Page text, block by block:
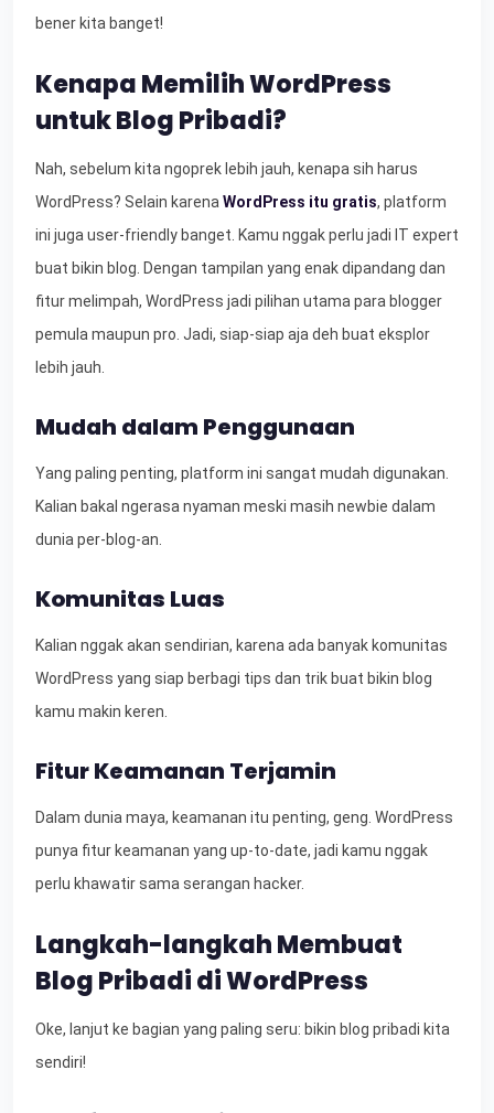
bener kita banget!
Kenapa Memilih WordPress
untuk Blog Pribadi?
Nah, sebelum kita ngoprek lebih jauh, kenapa sih harus
WordPress? Selain karena WordPress itu gratis, platform
ini juga user-friendly banget. Kamu nggak perlu jadi IT expert
buat bikin blog. Dengan tampilan yang enak dipandang dan
fitur melimpah, WordPress jadi pilihan utama para blogger
pemula maupun pro. Jadi, siap-siap aja deh buat eksplor
lebih jauh.
Mudah dalam Penggunaan
Yang paling penting, platform ini sangat mudah digunakan.
Kalian bakal ngerasa nyaman meski masih newbie dalam
dunia per-blog-an.
Komunitas Luas
Kalian nggak akan sendirian, karena ada banyak komunitas
WordPress yang siap berbagi tips dan trik buat bikin blog
kamu makin keren.
Fitur Keamanan Terjamin
Dalam dunia maya, keamanan itu penting, geng. WordPress
punya fitur keamanan yang up-to-date, jadi kamu nggak
perlu khawatir sama serangan hacker.
Langkah-langkah Membuat
Blog Pribadi di WordPress
Oke, lanjut ke bagian yang paling seru: bikin blog pribadi kita
sendiri!